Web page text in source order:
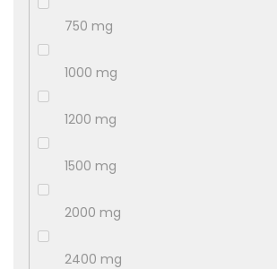
750 mg
1000 mg
1200 mg
1500 mg
2000 mg
2400 mg